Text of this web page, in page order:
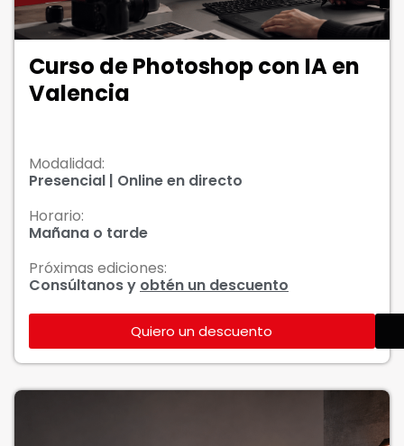
Curso de Photoshop con IA en
Valencia
Modalidad:
Presencial | Online en directo
Horario:
Mañana o tarde
Próximas ediciones:
Consúltanos y obtén un descuento
Quiero un descuento